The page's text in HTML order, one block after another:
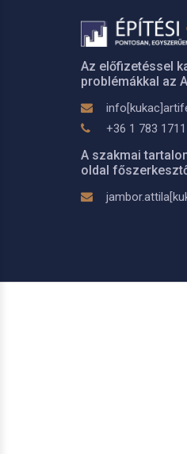
Az előfizetéssel
problémákkal az
+36 1 783 1711
A szakmai
oldal